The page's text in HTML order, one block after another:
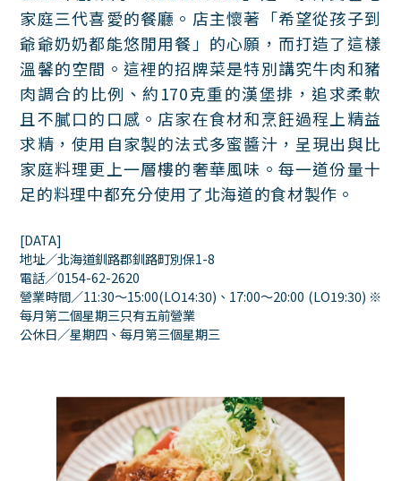
家庭三代喜愛的餐廳。店主懷著「希望從孩子到
爺爺奶奶都能悠閒用餐」的心願，而打造了這樣
溫馨的空間。這裡的招牌菜是特別講究牛肉和豬
肉調合的比例、約170克重的漢堡排，追求柔軟
且不膩口的口感。店家在食材和烹飪過程上精益
求精，使用自家製的法式多蜜醬汁，呈現出與比
家庭料理更上一層樓的奢華風味。每一道份量十
足的料理中都充分使用了北海道的食材製作。
[DATA]
地址／北海道釧路郡釧路町別保1-8
電話／0154-62-2620
營業時間／11:30～15:00(LO14:30)、17:00～20:00 (LO19:30) ※
每月第二個星期三只有五前營業
公休日／星期四、每月第三個星期三